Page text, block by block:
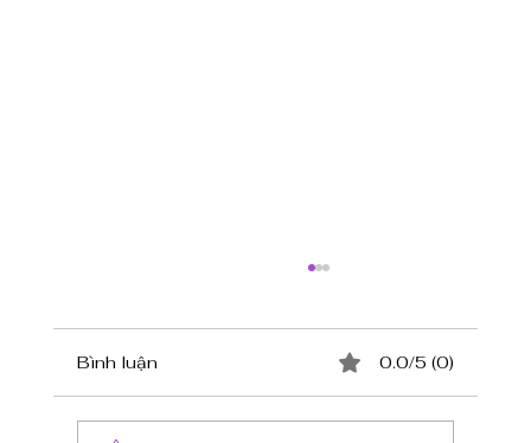
Hàu Đút Lò Phô Mai
Bình luận 0.0/5 (0)